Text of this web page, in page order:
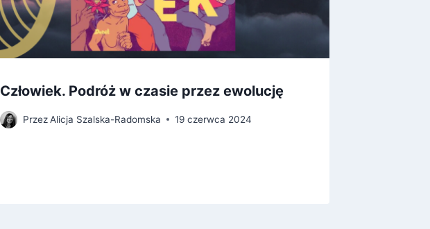
Człowiek. Podróż w czasie przez ewolucję
PrzezAlicja Szalska-Radomska 19 czerwca 2024